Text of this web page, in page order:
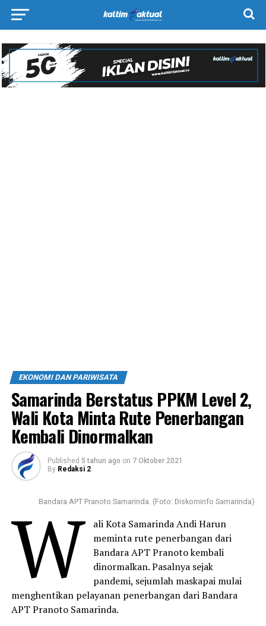
EKONOMI DAN PARIWISATA
Samarinda Berstatus PPKM Level 2,
Wali Kota Minta Rute Penerbangan
Kembali Dinormalkan
Published 5 tahun ago on 7 Oktober 2021
By Redaksi 2
Bandara APT Pranoto Samarinda. (Foto: Diskominfo Samarinda)
W
ali Kota Samarinda Andi Harun
meminta rute penerbangan dari
Bandara APT Pranoto kembali
dinormalkan. Pasalnya sejak
pandemi, sejumlah maskapai mulai
menghentikan pelayanan penerbangan dari Bandara
APT Pranoto Samarinda.